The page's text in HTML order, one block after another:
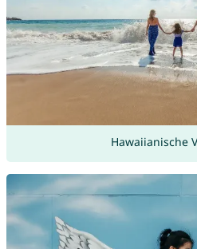
Hawaiianische